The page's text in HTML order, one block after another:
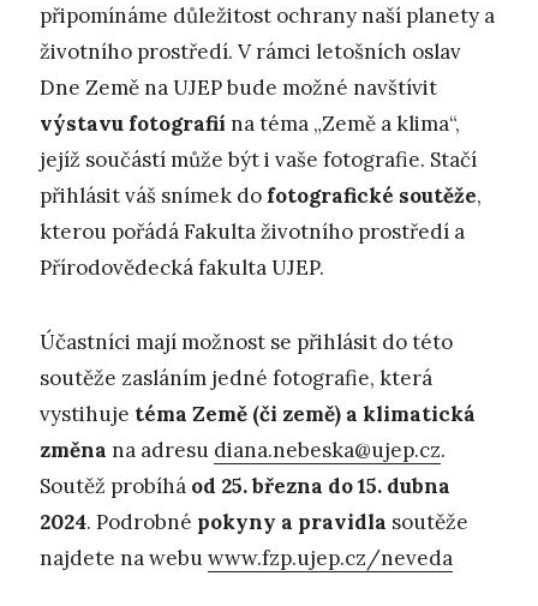
připomínáme důležitost ochrany naší planety a
životního prostředí. V rámci letošních oslav
Dne Země na UJEP bude možné navštívit
výstavu fotografií na téma „Země a klima“,
jejíž součástí může být i vaše fotografie. Stačí
přihlásit váš snímek do fotografické soutěže,
kterou pořádá Fakulta životního prostředí a
Přírodovědecká fakulta UJEP.
Účastníci mají možnost se přihlásit do této
soutěže zasláním jedné fotografie, která
vystihuje téma Země (či země) a klimatická
změna na adresu diana.nebeska@ujep.cz.
Soutěž probíhá od 25. března do 15. dubna
2024. Podrobné pokyny a pravidla soutěže
najdete na webuwww.fzp.ujep.cz/neveda